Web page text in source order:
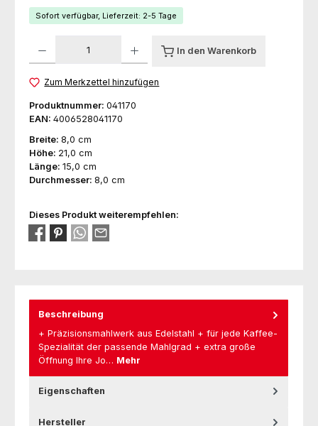
Sofort verfügbar, Lieferzeit: 2-5 Tage
In den Warenkorb
Zum Merkzettel hinzufügen
Produktnummer: 041170
EAN: 4006528041170
Breite: 8,0 cm
Höhe: 21,0 cm
Länge: 15,0 cm
Durchmesser: 8,0 cm
Dieses Produkt weiterempfehlen:
Beschreibung
+ Präzisionsmahlwerk aus Edelstahl + für jede Kaffee-
Spezialität der passende Mahlgrad + extra große
Öffnung Ihre Jo… Mehr
Eigenschaften
Hersteller